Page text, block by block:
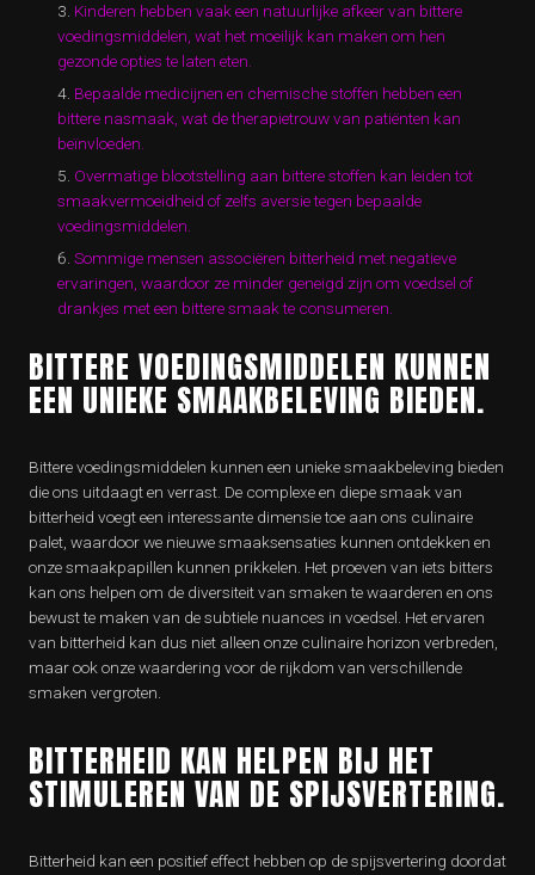
Kinderen hebben vaak een natuurlijke afkeer van bittere
voedingsmiddelen, wat het moeilijk kan maken om hen
gezonde opties te laten eten.
Bepaalde medicijnen en chemische stoffen hebben een
bittere nasmaak, wat de therapietrouw van patiënten kan
beïnvloeden.
Overmatige blootstelling aan bittere stoffen kan leiden tot
smaakvermoeidheid of zelfs aversie tegen bepaalde
voedingsmiddelen.
Sommige mensen associëren bitterheid met negatieve
ervaringen, waardoor ze minder geneigd zijn om voedsel of
drankjes met een bittere smaak te consumeren.
BITTERE VOEDINGSMIDDELEN KUNNEN
EEN UNIEKE SMAAKBELEVING BIEDEN.
Bittere voedingsmiddelen kunnen een unieke smaakbeleving bieden
die ons uitdaagt en verrast. De complexe en diepe smaak van
bitterheid voegt een interessante dimensie toe aan ons culinaire
palet, waardoor we nieuwe smaaksensaties kunnen ontdekken en
onze smaakpapillen kunnen prikkelen. Het proeven van iets bitters
kan ons helpen om de diversiteit van smaken te waarderen en ons
bewust te maken van de subtiele nuances in voedsel. Het ervaren
van bitterheid kan dus niet alleen onze culinaire horizon verbreden,
maar ook onze waardering voor de rijkdom van verschillende
smaken vergroten.
BITTERHEID KAN HELPEN BIJ HET
STIMULEREN VAN DE SPIJSVERTERING.
Bitterheid kan een positief effect hebben op de spijsvertering doordat